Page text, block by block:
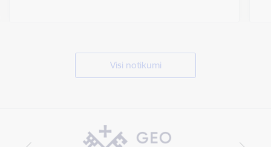
Visi notikumi